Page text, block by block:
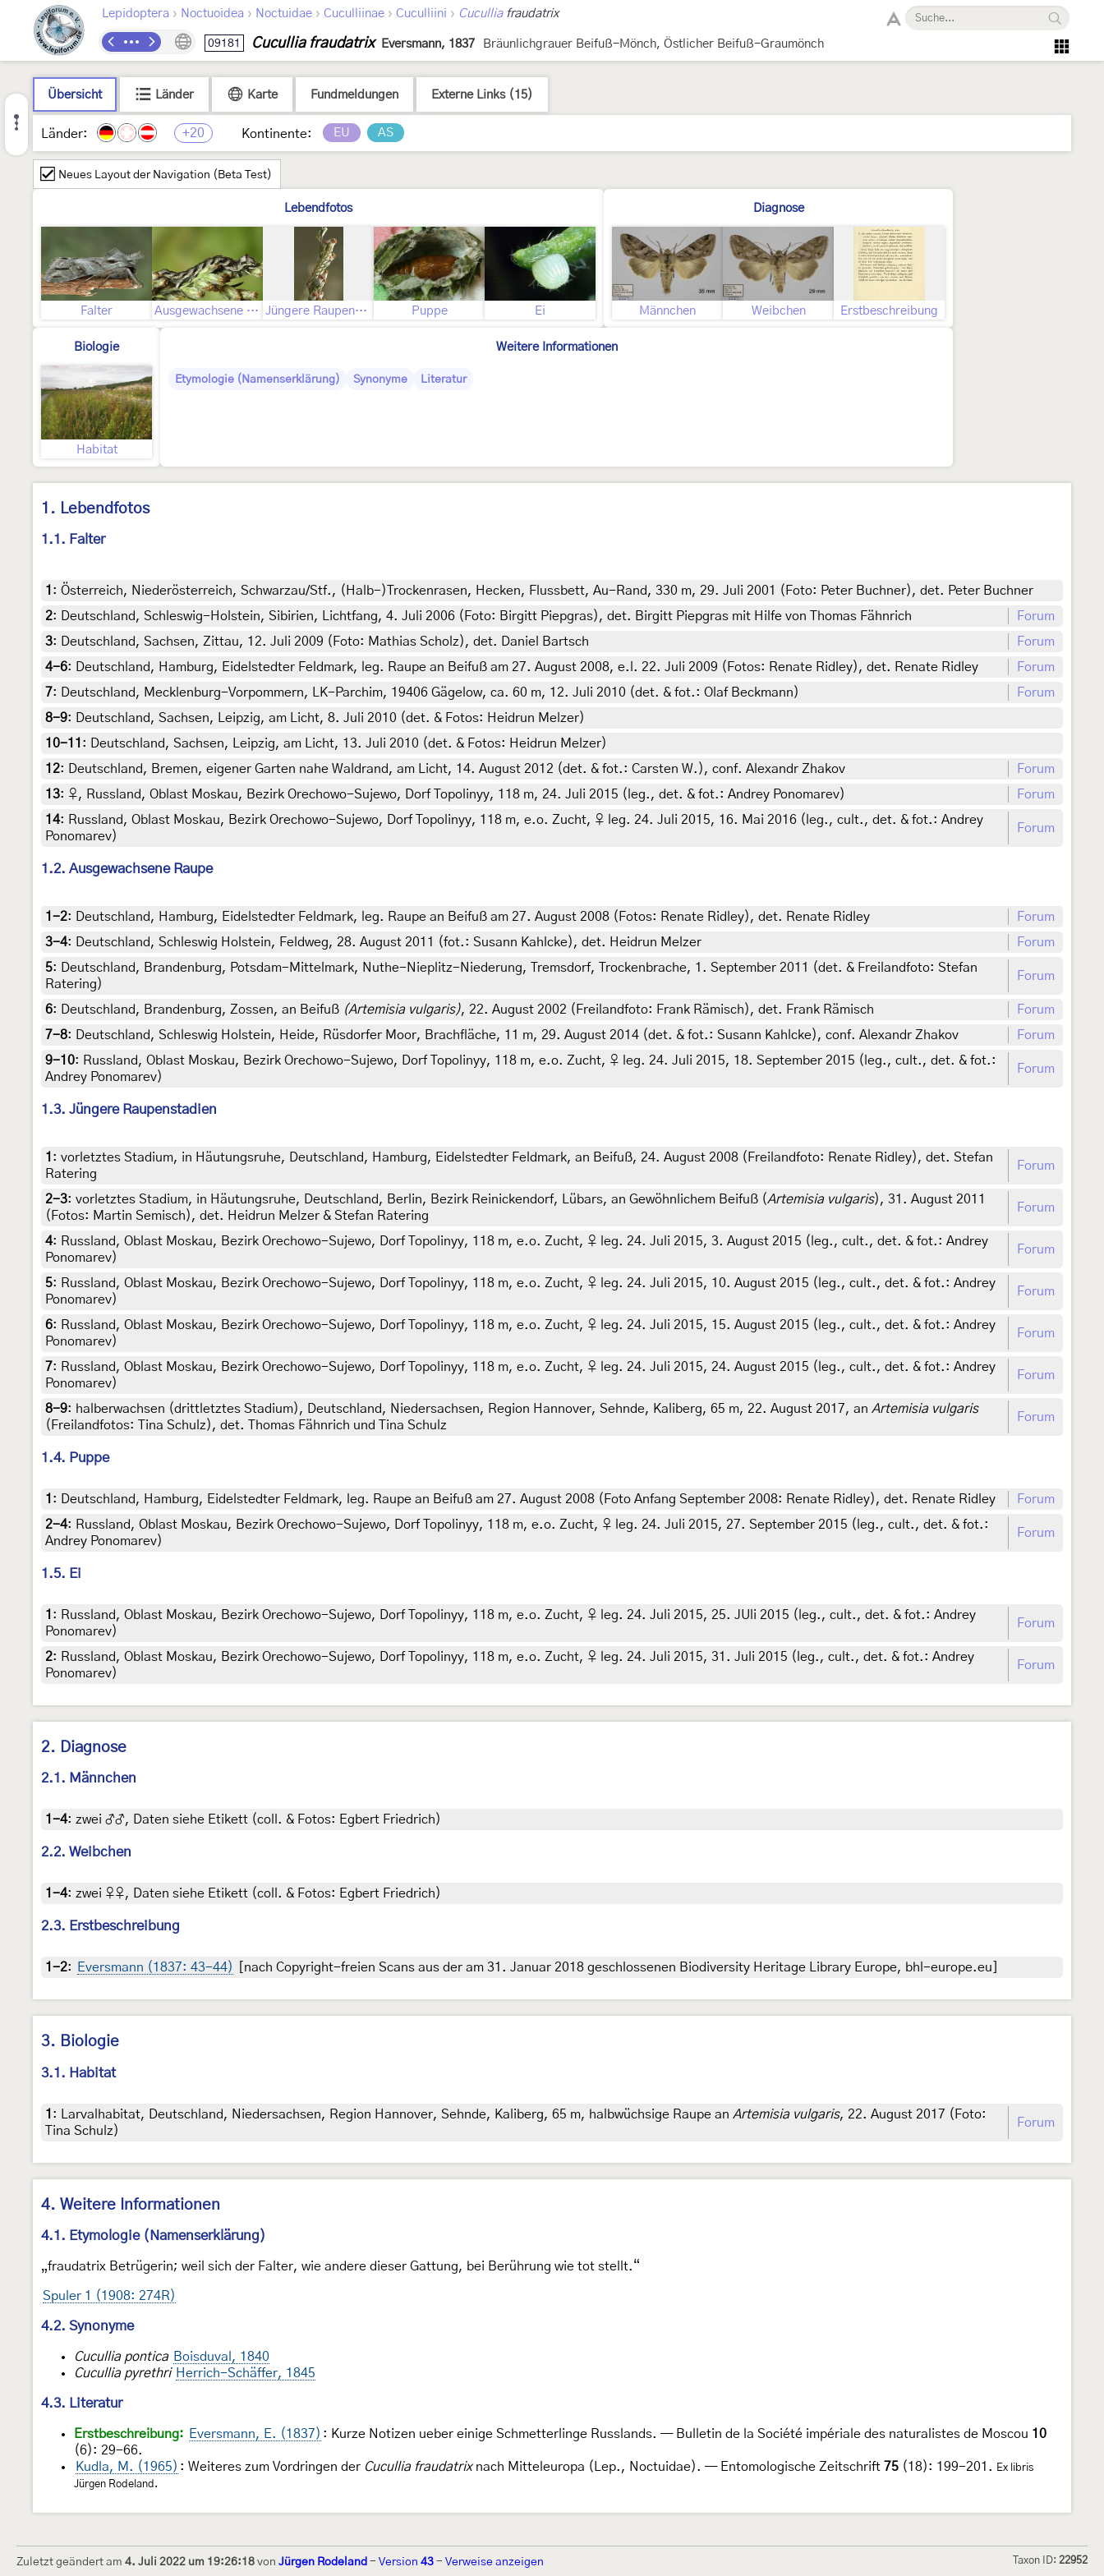
Lepidoptera › Noctuoidea › Noctuidae › Cuculliinae › Cuculliini › Cuculliafraudatrix
09181 Cucullia fraudatrix Eversmann, 1837 Bräunlichgrauer Beifuß-Mönch, Östlicher Beifuß-Graumönch
Übersicht Länder Karte Fundmeldungen Externe Links (15)
Länder: +20 Kontinente: EU AS
Neues Layout der Navigation (Beta Test)
Lebendfotos
Falter Ausgewachsene Raupe Jüngere Raupenstadien Puppe Ei
Diagnose
Männchen Weibchen Erstbeschreibung
Biologie
Habitat
Weitere Informationen
Etymologie (Namenserklärung) Synonyme Literatur
1. Lebendfotos
1.1. Falter
1 : Österreich, Niederösterreich, Schwarzau/Stf., (Halb-)Trockenrasen, Hecken, Flussbett, Au-Rand, 330 m, 29. Juli 2001 (Foto: Peter Buchner), det. Peter Buchner
2: Deutschland, Schleswig-Holstein, Sibirien, Lichtfang, 4. Juli 2006 (Foto: Birgitt Piepgras), det. Birgitt Piepgras mit Hilfe von Thomas Fähnrich
Forum
3: Deutschland, Sachsen, Zittau, 12. Juli 2009 (Foto: Mathias Scholz), det. Daniel Bartsch
Forum
4-6: Deutschland, Hamburg, Eidelstedter Feldmark, leg. Raupe an Beifuß am 27. August 2008, e.l. 22. Juli 2009 (Fotos: Renate Ridley), det. Renate Ridley
Forum
7: Deutschland, Mecklenburg-Vorpommern, LK-Parchim, 19406 Gägelow, ca. 60 m, 12. Juli 2010 (det. & fot.: Olaf Beckmann)
Forum
8-9:
Deutschland, Sachsen, Leipzig, am Licht, 8. Juli 2010 (det. & Fotos: Heidrun Melzer)
10-11 :
Deutschland, Sachsen, Leipzig, am Licht, 13. Juli 2010 (det. & Fotos: Heidrun Melzer)
12: Deutschland, Bremen, eigener Garten nahe Waldrand, am Licht, 14. August 2012 (det. & fot.: Carsten W.), conf. Alexandr Zhakov
Forum
13: ♀, Russland, Oblast Moskau, Bezirk Orechowo-Sujewo, Dorf Topolinyy, 118 m, 24. Juli 2015 (leg., det. & fot.: Andrey Ponomarev)
Forum
14: Russland, Oblast Moskau, Bezirk Orechowo-Sujewo, Dorf Topolinyy, 118 m, e.o. Zucht, ♀ leg. 24. Juli 2015, 16. Mai 2016 (leg., cult., det. & fot.: Andrey
Ponomarev)
Forum
1.2. Ausgewachsene Raupe
1-2: Deutschland, Hamburg, Eidelstedter Feldmark, leg. Raupe an Beifuß am 27. August 2008 (Fotos: Renate Ridley), det. Renate Ridley
Forum
3-4: Deutschland, Schleswig Holstein, Feldweg, 28. August 2011 (fot.: Susann Kahlcke), det. Heidrun Melzer
Forum
5:
Deutschland, Brandenburg, Potsdam-Mittelmark, Nuthe-Nieplitz-Niederung, Tremsdorf, Trockenbrache, 1. September 2011 (det. & Freilandfoto: Stefan
Ratering)
Forum
6: Deutschland, Brandenburg, Zossen, an Beifuß (Artemisia vulgaris), 22. August 2002 (Freilandfoto: Frank Rämisch), det. Frank Rämisch
Forum
7-8: Deutschland, Schleswig Holstein, Heide, Rüsdorfer Moor, Brachfläche, 11 m, 29. August 2014 (det. & fot.: Susann Kahlcke), conf. Alexandr Zhakov
Forum
9-10: Russland, Oblast Moskau, Bezirk Orechowo-Sujewo, Dorf Topolinyy, 118 m, e.o. Zucht, ♀ leg. 24. Juli 2015, 18. September 2015 (leg., cult., det. & fot.:
Andrey Ponomarev)
Forum
1.3. Jüngere Raupenstadien
1 : vorletztes Stadium, in Häutungsruhe, Deutschland, Hamburg, Eidelstedter Feldmark, an Beifuß, 24. August 2008 (Freilandfoto: Renate Ridley), det. Stefan
Ratering
Forum
2-3: vorletztes Stadium, in Häutungsruhe, Deutschland, Berlin, Bezirk Reinickendorf, Lübars, an Gewöhnlichem Beifuß (Artemisia vulgaris), 31. August 2011
(Fotos: Martin Semisch), det. Heidrun Melzer & Stefan Ratering
Forum
4: Russland, Oblast Moskau, Bezirk Orechowo-Sujewo, Dorf Topolinyy, 118 m, e.o. Zucht, ♀ leg. 24. Juli 2015, 3. August 2015 (leg., cult., det. & fot.: Andrey
Ponomarev)
Forum
5: Russland, Oblast Moskau, Bezirk Orechowo-Sujewo, Dorf Topolinyy, 118 m, e.o. Zucht, ♀ leg. 24. Juli 2015, 10. August 2015 (leg., cult., det. & fot.: Andrey
Ponomarev)
Forum
6: Russland, Oblast Moskau, Bezirk Orechowo-Sujewo, Dorf Topolinyy, 118 m, e.o. Zucht, ♀ leg. 24. Juli 2015, 15. August 2015 (leg., cult., det. & fot.: Andrey
Ponomarev)
Forum
7: Russland, Oblast Moskau, Bezirk Orechowo-Sujewo, Dorf Topolinyy, 118 m, e.o. Zucht, ♀ leg. 24. Juli 2015, 24. August 2015 (leg., cult., det. & fot.: Andrey
Ponomarev)
Forum
8-9: halberwachsen (drittletztes Stadium), Deutschland, Niedersachsen, Region Hannover, Sehnde, Kaliberg, 65 m, 22. August 2017, an Artemisia vulgaris
(Freilandfotos: Tina Schulz), det. Thomas Fähnrich und Tina Schulz
Forum
1.4. Puppe
1 : Deutschland, Hamburg, Eidelstedter Feldmark, leg. Raupe an Beifuß am 27. August 2008 (Foto Anfang September 2008: Renate Ridley), det. Renate Ridley
Forum
2-4: Russland, Oblast Moskau, Bezirk Orechowo-Sujewo, Dorf Topolinyy, 118 m, e.o. Zucht, ♀ leg. 24. Juli 2015, 27. September 2015 (leg., cult., det. & fot.:
Andrey Ponomarev)
Forum
1.5. Ei
1 : Russland, Oblast Moskau, Bezirk Orechowo-Sujewo, Dorf Topolinyy, 118 m, e.o. Zucht, ♀ leg. 24. Juli 2015, 25. JUli 2015 (leg., cult., det. & fot.: Andrey
Ponomarev)
Forum
2: Russland, Oblast Moskau, Bezirk Orechowo-Sujewo, Dorf Topolinyy, 118 m, e.o. Zucht, ♀ leg. 24. Juli 2015, 31. Juli 2015 (leg., cult., det. & fot.: Andrey
Ponomarev)
Forum
2. Diagnose
2.1. Männchen
1-4: zwei ♂♂, Daten siehe Etikett (coll. & Fotos: Egbert Friedrich)
2.2. Weibchen
1-4: zwei ♀♀, Daten siehe Etikett (coll. & Fotos: Egbert Friedrich)
2.3. Erstbeschreibung
1-2: Eversmann (1837: 43-44) [nach Copyright-freien Scans aus der am 31. Januar 2018 geschlossenen Biodiversity Heritage Library Europe, bhl-europe.eu]
3. Biologie
3.1. Habitat
1 : Larvalhabitat, Deutschland, Niedersachsen, Region Hannover, Sehnde, Kaliberg, 65 m, halbwüchsige Raupe an Artemisia vulgaris, 22. August 2017 (Foto:
Tina Schulz)
Forum
4. Weitere Informationen
4.1. Etymologie (Namenserklärung)
„fraudatrix Betrügerin; weil sich der Falter, wie andere dieser Gattung, bei Berührung wie tot stellt.“
Spuler 1 (1908: 274R)
4.2. Synonyme
Cucullia pontica Boisduval, 1840
Cucullia pyrethri Herrich-Schäffer, 1845
4.3. Literatur
Erstbeschreibung: Eversmann, E. (1837) : Kurze Notizen ueber einige Schmetterlinge Russlands. — Bulletin de la Société impériale des naturalistes de Moscou 10
(6): 29-66.
Kudla, M. (1965) : Weiteres zum Vordringen der Cucullia fraudatrixnach Mitteleuropa (Lep., Noctuidae). — Entomologische Zeitschrift 75 (18): 199-201. Ex libris
Jürgen Rodeland.
Zuletzt geändert am 4. Juli 2022 um 19:26:18 von Jürgen Rodeland - Version 43 - Verweise anzeigen Taxon ID: 22952